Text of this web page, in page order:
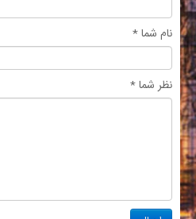
نام شما *
نظر شما *